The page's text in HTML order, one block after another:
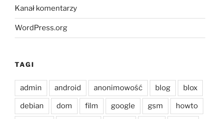
Kanał komentarzy
WordPress.org
TAGI
admin android anonimowość blog blox
debian dom film google gsm howto